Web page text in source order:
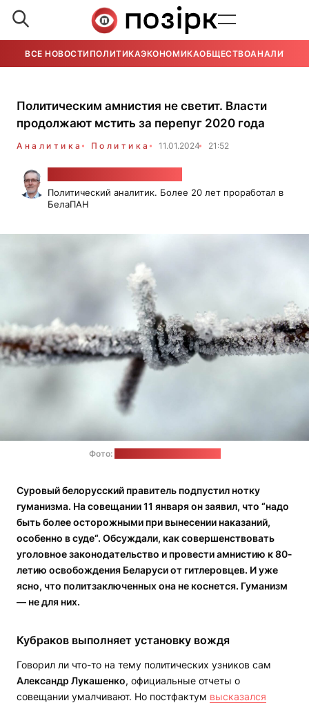
ВСЕ НОВОСТИ ПОЛИТИКАЭКОНОМИКАОБЩЕСТВОАНАЛИТИКА
Политическим амнистия не светит. Власти
продолжают мстить за перепуг 2020 года
Аналитика Политика 11.01.2024 21:52
Политический аналитик. Более 20 лет проработал в
БелаПАН
Фото:
Суровый белорусский правитель подпустил нотку
гуманизма. На совещании 11 января он заявил, что “надо
быть более осторожными при вынесении наказаний,
особенно в суде“. Обсуждали, как совершенствовать
уголовное законодательство и провести амнистию к 80-
летию освобождения Беларуси от гитлеровцев. И уже
ясно, что политзаключенных она не коснется. Гуманизм
— не для них.
Кубраков выполняет установку вождя
Говорил ли что-то на тему политических узников сам
Александр Лукашенко, официальные отчеты о
совещании умалчивают. Но постфактум высказался